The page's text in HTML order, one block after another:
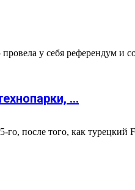
у себя референдум и
…
после того, как турецкий